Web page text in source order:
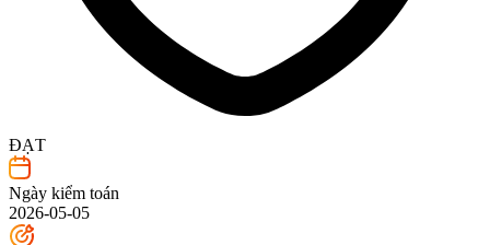
ĐẠT
Ngày kiểm toán
2026-05-05